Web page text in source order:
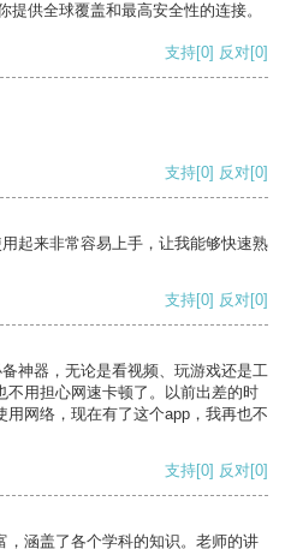
供全球覆盖和最高安全性的连接。
支持[0] 反对[0]
支持[0] 反对[0]
起来非常容易上手，让我能够快速熟
支持[0] 反对[0]
神器，无论是看视频、玩游戏还是工
不用担心网速卡顿了。以前出差的时
网络，现在有了这个app，我再也不
支持[0] 反对[0]
，涵盖了各个学科的知识。老师的讲